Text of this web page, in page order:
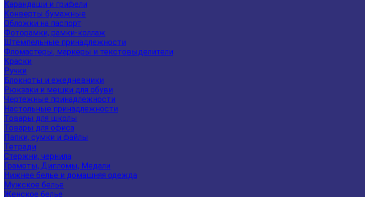
Карандаши и грифели
Конверты бумажные
Обложки на паспорт
Фоторамки, рамки-коллаж
Штемпельные принадлежности
Фломастеры, маркеры и текстовыделители
Краски
Ручки
Блокноты и ежедневники
Рюкзаки и мешки для обуви
Чертежные принадлежности
Настольные принадлежности
Товары для школы
Товары для офиса
Папки, сумки и файлы
Тетради
Стержни, чернила
Грамоты, Дипломы, Медали
Нижнее белье и домашняя одежда
Мужское белье
Женское белье